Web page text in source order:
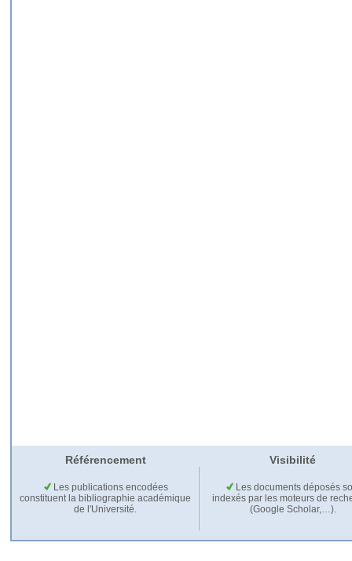
Référencement Visibilité
Les publications encodées
constituent la bibliographie académique
de l'Université.
Les documents déposés
indexés par les moteurs de
(Google Scholar,…).